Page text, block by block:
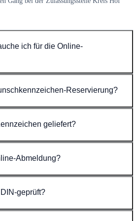
ich für die Online-
Reservierung?
geliefert?
Abmeldung?
geprüft?